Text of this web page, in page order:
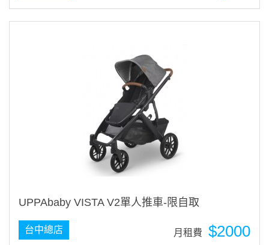
UPPAbaby VISTA V2單人推車-限自取
$2000
月租費
台中總店